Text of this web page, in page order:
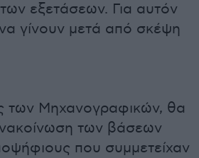
εξετάσεων. Για αυτόν
γίνουν μετά από σκέψη
των Μηχανογραφικών, θα
των βάσεων
που συμμετείχαν